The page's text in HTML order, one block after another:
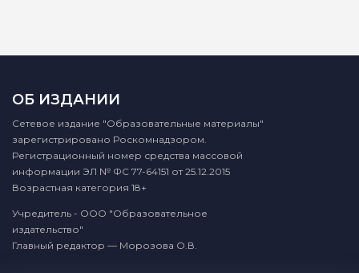
ОБ ИЗДАНИИ
Сетевое издание "Образовательные материалы"
зарегистрировано Роскомнадзором.
Регистрационный номер средства массовой
информации ЭЛ № ФС 77-64151 от 25.12.2015
Возрастная категория 18+
Учредитель - ООО "Образовательное
издательство"
Главный редактор — Морозова О.В.